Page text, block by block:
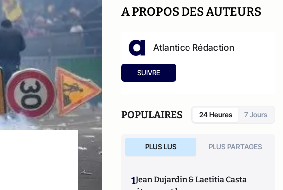
A PROPOS DES AUTEURS
Atlantico Rédaction
SUIVRE
POPULAIRES 24 Heures 7 Jours
PLUS LUS PLUS PARTAGES
1Jean Dujardin & Laetitia Casta